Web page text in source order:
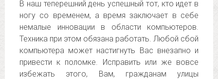
В наш теперешний день успешный тот, кто идет в
ногу со временем, а время заключает в себе
немалые инновации в области компьютеров.
Техника при этом обязана работать. Любой сбой
компьютера может настигнуть Вас внезапно и
привести к поломке. Исправить или же вовсе
избежать этого, Вам, гражданам улицы